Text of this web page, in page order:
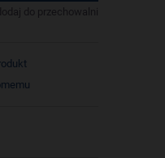
dodaj do przechowalni